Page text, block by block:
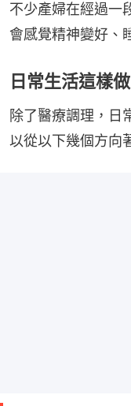
不少產婦在經過一
會感覺精神變好、
日常生活這樣
除了醫療調理，日
以從以下幾個方向